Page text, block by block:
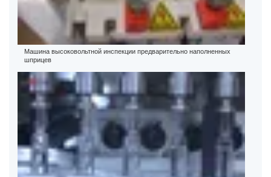
Машина высоковольтной инспекции предварительно наполненных
шприцев